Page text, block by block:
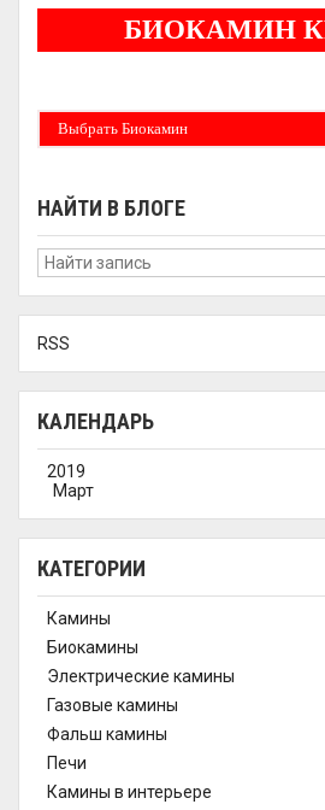
БИОКАМИН
Выбрать Биокамин
НАЙТИ В БЛОГЕ
RSS
КАЛЕНДАРЬ
2019
Март
КАТЕГОРИИ
Камины
Биокамины
Электрические камины
Газовые камины
Фальш камины
Печи
Камины в интерьере